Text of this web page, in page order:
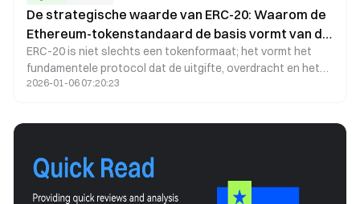
De strategische waarde van ERC-20: Waarom de
Ethereum-tokenstandaard de basis vormt van de
Web3-infrastructuur
ERC-20 is niet slechts een tokenformaat; het vormt het
fundamentele protocol dat de uitgifte, overdracht en het
beheer van waarde binnen het Ethereum-ecosysteem
2026-01-06 07:20:23